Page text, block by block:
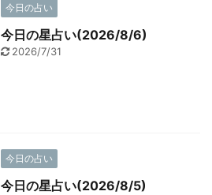
今日の占い
今日の星占い(2026/8/6)
2026/7/31
今日の占い
今日の星占い(2026/8/5)